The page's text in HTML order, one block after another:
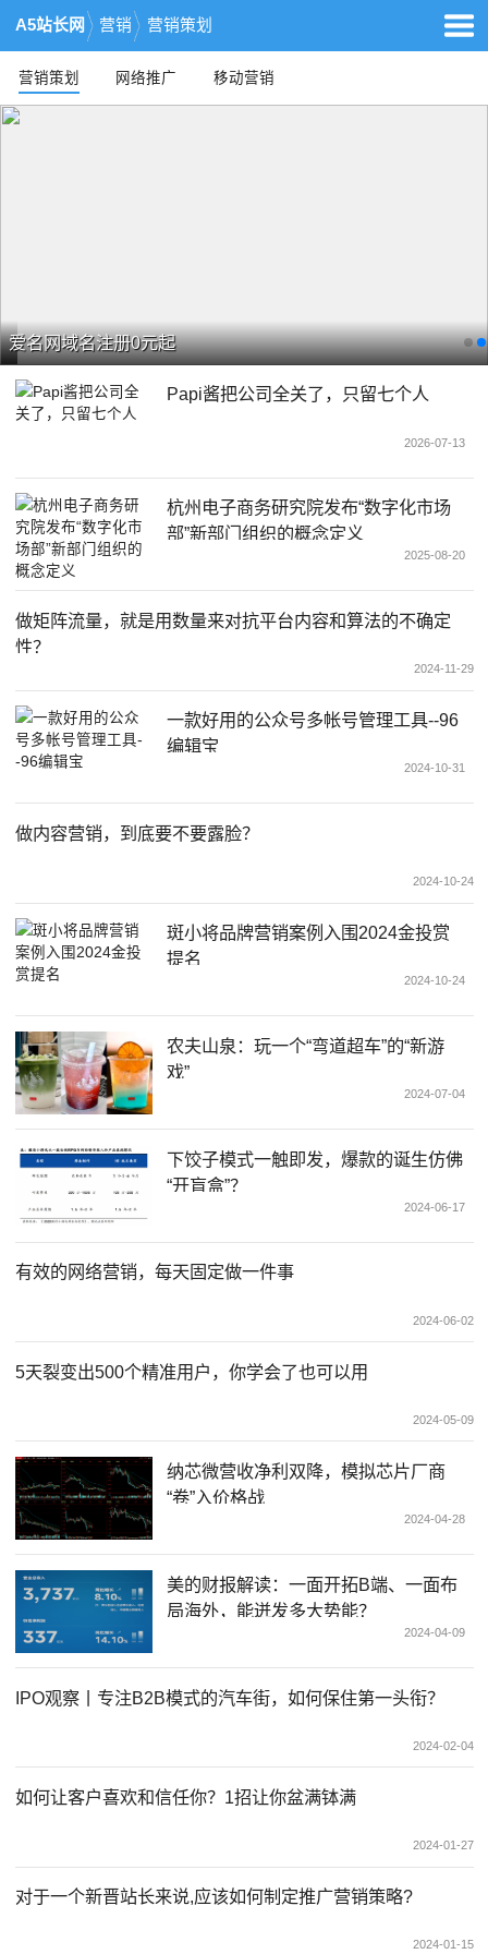
A5站长网 营销 营销策划
营销策划 网络推广 移动营销
爱名网域名注册0元起
Papi酱把公司全关了，只留七个人
2026-07-13
杭州电子商务研究院发布“数字化市场
部”新部门组织的概念定义
2025-08-20
做矩阵流量，就是用数量来对抗平台内容和算法的不确定
性？
2024-11-29
一款好用的公众号多帐号管理工具--96
编辑宝
2024-10-31
做内容营销，到底要不要露脸？
2024-10-24
斑小将品牌营销案例入围2024金投赏
提名
2024-10-24
农夫山泉：玩一个“弯道超车”的“新游
戏”
2024-07-04
下饺子模式一触即发，爆款的诞生仿佛
“开盲盒”？
2024-06-17
有效的网络营销，每天固定做一件事
2024-06-02
5天裂变出500个精准用户，你学会了也可以用
2024-05-09
纳芯微营收净利双降，模拟芯片厂商
“卷”入价格战
2024-04-28
美的财报解读：一面开拓B端、一面布
局海外，能迸发多大势能？
2024-04-09
IPO观察丨专注B2B模式的汽车街，如何保住第一头衔？
2024-02-04
如何让客户喜欢和信任你？1招让你盆满钵满
2024-01-27
对于一个新晋站长来说,应该如何制定推广营销策略?
2024-01-15